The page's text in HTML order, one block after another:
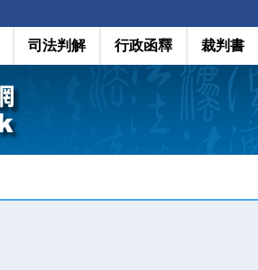
司法判解 行政函釋 裁判書